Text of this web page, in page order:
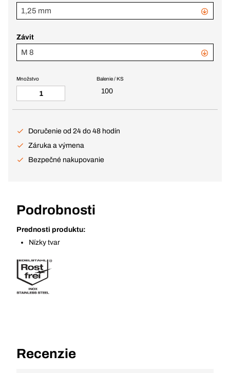
1,25 mm
Závit
M 8
Balenie / KS
100
Množstvo
Doručenie od 24 do 48 hodín
Záruka a výmena
Bezpečné nakupovanie
Podrobnosti
Prednosti produktu:
Nízky tvar
Recenzie